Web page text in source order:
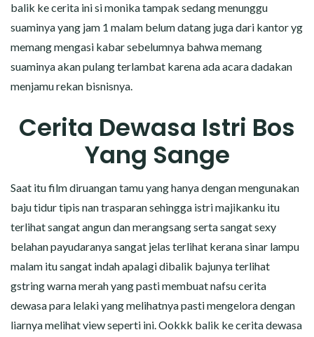
balik ke cerita ini si monika tampak sedang menunggu
suaminya yang jam 1 malam belum datang juga dari kantor yg
memang mengasi kabar sebelumnya bahwa memang
suaminya akan pulang terlambat karena ada acara dadakan
menjamu rekan bisnisnya.
Cerita Dewasa Istri Bos
Yang Sange
Saat itu film diruangan tamu yang hanya dengan mengunakan
baju tidur tipis nan trasparan sehingga istri majikanku itu
terlihat sangat angun dan merangsang serta sangat sexy
belahan payudaranya sangat jelas terlihat kerana sinar lampu
malam itu sangat indah apalagi dibalik bajunya terlihat
gstring warna merah yang pasti membuat nafsu cerita
dewasa para lelaki yang melihatnya pasti mengelora dengan
liarnya melihat view seperti ini. Ookkk balik ke cerita dewasa